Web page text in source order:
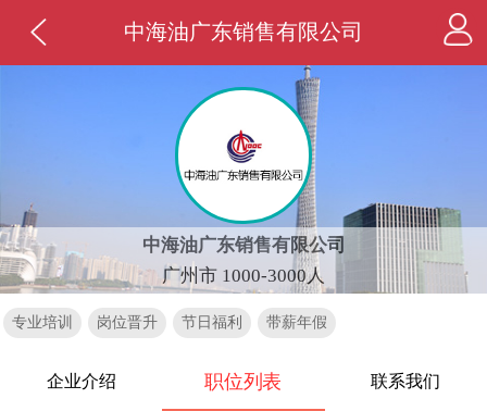
中海油广东销售有限公司
中海油广东销售有限公司
广州市 1000-3000人
专业培训 岗位晋升 节日福利 带薪年假
企业介绍 职位列表 联系我们